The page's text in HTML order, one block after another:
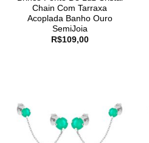
Chain Com Tarraxa
Acoplada Banho Ouro
SemiJoia
R$109,00